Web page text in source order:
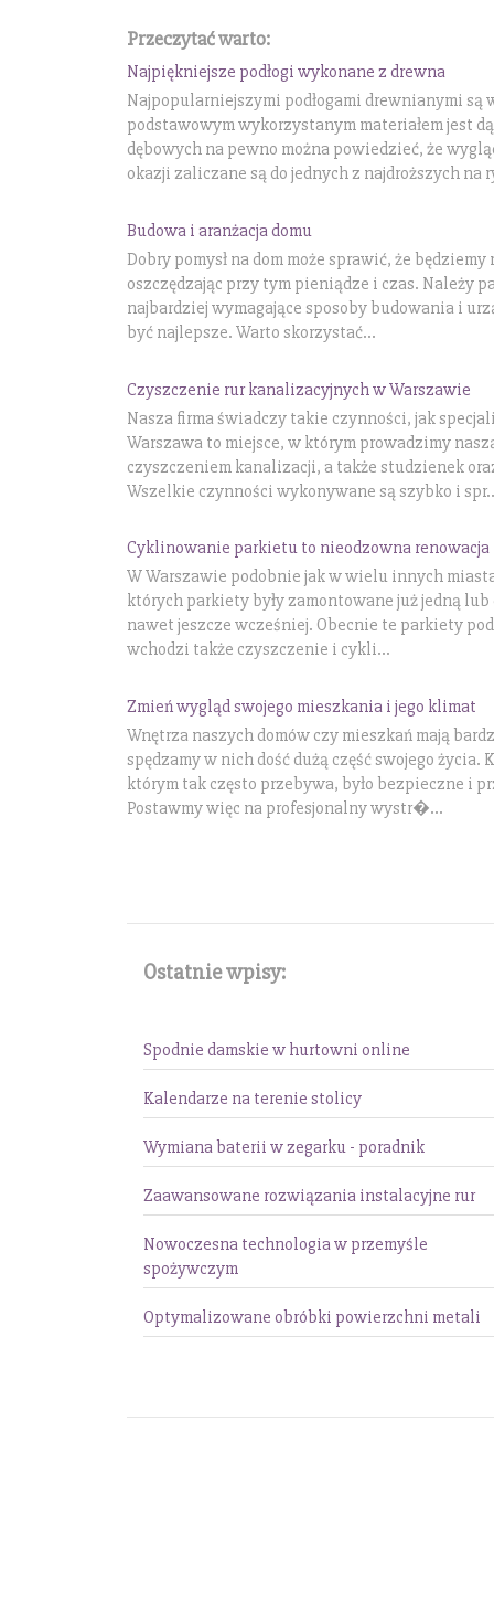
Przeczytać warto:
Najpiękniejsze podłogi wykonane z drewna
Najpopularniejszymi podłogami drewnianymi są
podstawowym wykorzystanym materiałem jest
dębowych na pewno można powiedzieć, że
okazji zaliczane są do jednych z najdroższych na
Budowa i aranżacja domu
Dobry pomysł na dom może sprawić, że
oszczędzając przy tym pieniądze i czas. Należy
najbardziej wymagające sposoby budowania i
być najlepsze. Warto skorzystać...
Czyszczenie rur kanalizacyjnych w Warszawie
Nasza firma świadczy takie czynności, jak
Warszawa to miejsce, w którym prowadzimy
czyszczeniem kanalizacji, a także studzienek
Wszelkie czynności wykonywane są szybko i
Cyklinowanie parkietu to nieodzowna renowacja
W Warszawie podobnie jak w wielu innych
których parkiety były zamontowane już jedną
nawet jeszcze wcześniej. Obecnie te parkiety
wchodzi także czyszczenie i cykli...
Zmień wygląd swojego mieszkania i jego klimat
Wnętrza naszych domów czy mieszkań mają
spędzamy w nich dość dużą część swojego życia.
którym tak często przebywa, było bezpieczne i
Postawmy więc na profesjonalny wystr�...
Ostatnie wpisy:
Spodnie damskie w hurtowni online
Kalendarze na terenie stolicy
Wymiana baterii w zegarku - poradnik
Zaawansowane rozwiązania instalacyjne rur
Nowoczesna technologia w przemyśle
spożywczym
Optymalizowane obróbki powierzchni metali